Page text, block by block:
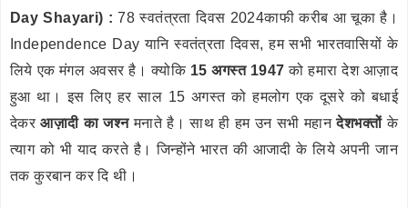
Day Shayari) : 78 स्वतंत्रता दिवस 2024काफी करीब आ चूका है।
Independence Day यानि स्वतंत्रता दिवस, हम सभी भारतवासियों के
लिये एक मंगल अवसर है। क्योकि 15 अगस्त 1947 को हमारा देश आज़ाद
हुआ था। इस लिए हर साल 15 अगस्त को हमलोग एक दूसरे को बधाई
देकरआज़ादी का जश्नमनाते है। साथ ही हम उन सभी महानदेशभक्तोंके
त्याग को भी याद करते है। जिन्होंने भारत की आजादी के लिये अपनी जान
तक कुरबान कर दि थी।